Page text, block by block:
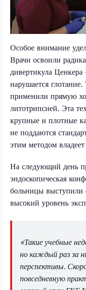
Особое внимание
Врачи освоили
дивертикула
нарушается
применили прямую
литотрипсией. Эта
крупные и плотные
не поддаются
этим методом
На следующий день
эндоскопическая
больницы выступили
высокий уровень
«Такие учебные
но каждый раз за
перспективы.
повседневную